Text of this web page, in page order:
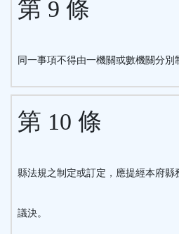
第 9 條
同一事項不得由一機關或數機關分別
第 10 條
縣法規之制定或訂定，應提經本府
議決。